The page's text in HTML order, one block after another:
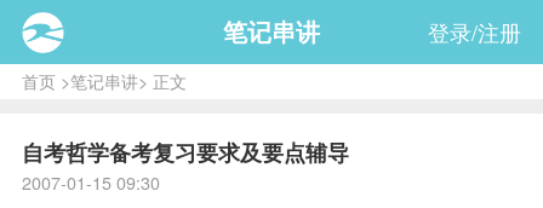
笔记串讲 登录/注册
首页>笔记串讲> 正文
自考哲学备考复习要求及要点辅导
2007-01-15 09:30